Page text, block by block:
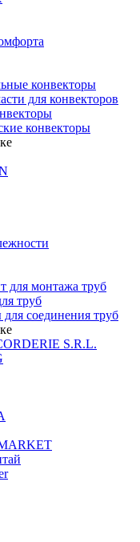
конвекторы
для конвекторов
конвекторы
для монтажа труб
труб
соединения труб
S.R.L.